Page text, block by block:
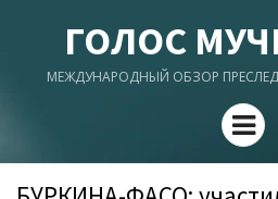
ГОЛОС
МЕЖДУНАРОДНЫЙ ОБЗОР
Menu